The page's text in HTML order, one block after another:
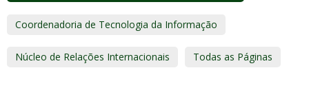
Coordenadoria de Tecnologia da Informação
Núcleo de Relações Internacionais Todas as Páginas